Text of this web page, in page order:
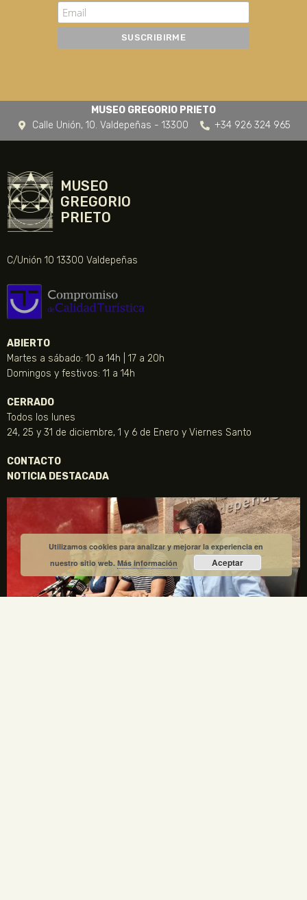
MUSEO GREGORIO PRIETO
Calle Unión, 10. Valdepeñas - 13300
+34 926 324 965
MUSEO
GREGORIO
PRIETO
C/Unión 10 13300 Valdepeñas
ABIERTO
Martes a sábado: 10 a 14h | 17 a 20h
Domingos y festivos: 11 a 14h
CERRADO
Todos los lunes
24, 25 y 31 de diciembre, 1 y 6 de Enero y Viernes Santo
CONTACTO
NOTICIA DESTACADA
Utilizamos cookies para analizar y mejorar la experiencia en
nuestro sitio web.Más información Aceptar